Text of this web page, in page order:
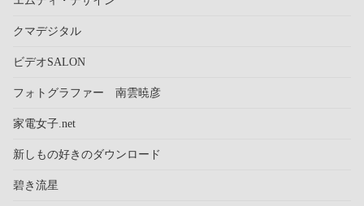
クマデジタル
ビデオSALON
フォトグラファー 南雲暁彦
家電女子.net
新しもの好きのダウンロード
碧き流星